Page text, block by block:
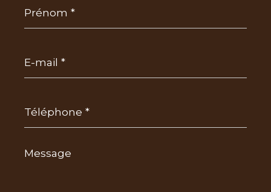
mail
*
*
Message
*